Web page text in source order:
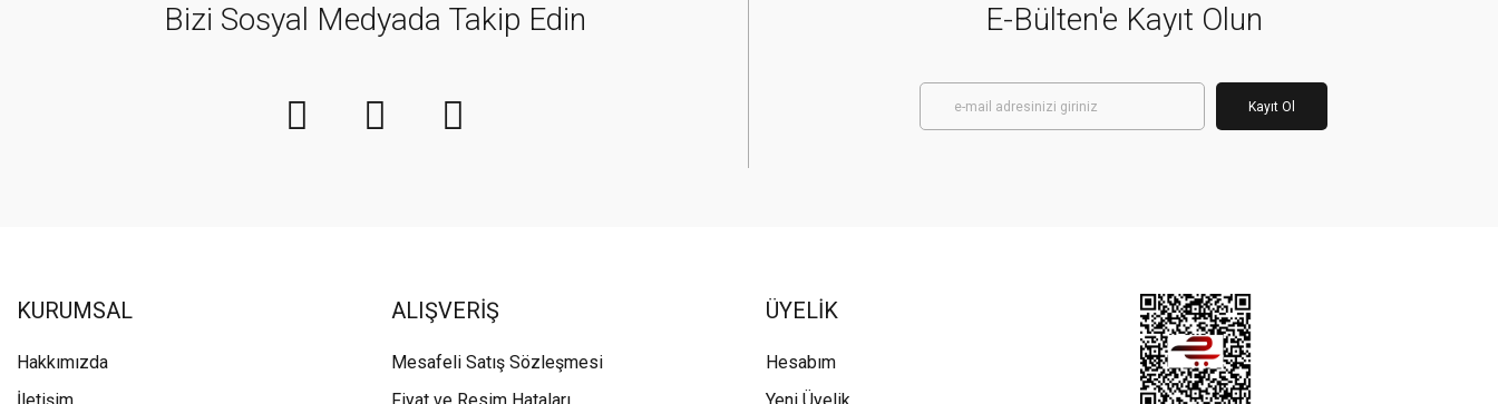
Bizi Sosyal Medyada Takip Edin E-Bülten'e Kayıt Olun
Kayıt Ol
KURUMSAL
Hakkımızda
ALIŞVERİŞ
Mesafeli Satış Sözleşmesi
ÜYELİK
Hesabım